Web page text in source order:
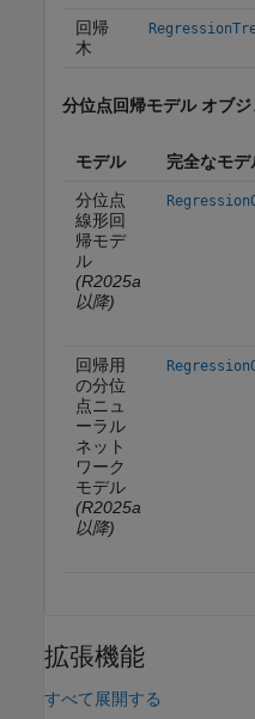
回帰
木
分位点回帰モデル オブジ
モデル 完全なモデ
分位点
線形回
帰モデ
ル
(R2025a
以降)
回帰用
の分位
点ニュ
ーラル
ネット
ワーク
モデル
(R2025a
以降)
拡張機能
すべて展開する